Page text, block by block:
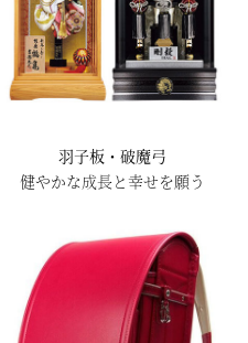
羽子板・破魔弓
健やかな成長と幸せを願う